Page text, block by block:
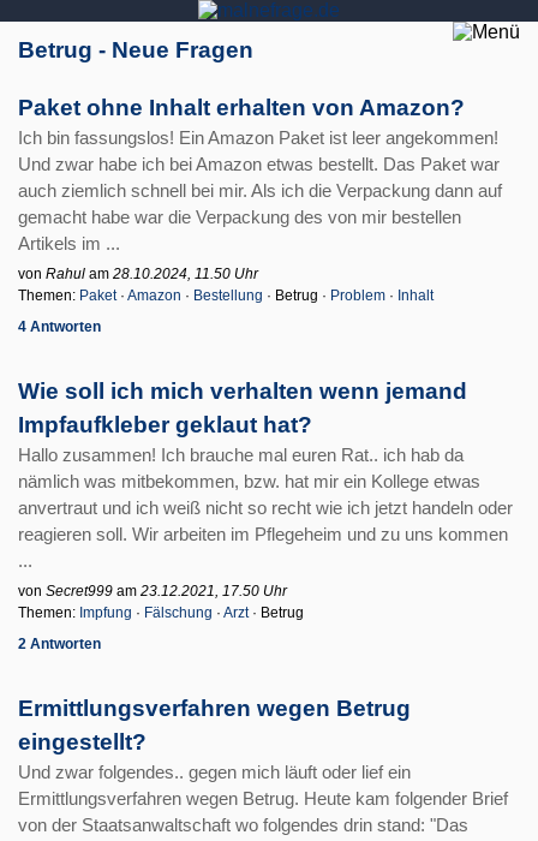
Betrug - Neue Fragen
Paket ohne Inhalt erhalten von Amazon?
Ich bin fassungslos! Ein Amazon Paket ist leer angekommen!
Und zwar habe ich bei Amazon etwas bestellt. Das Paket war
auch ziemlich schnell bei mir. Als ich die Verpackung dann auf
gemacht habe war die Verpackung des von mir bestellen
Artikels im ...
von Rahul am 28.10.2024, 11.50 Uhr
Themen: Paket· Amazon · Bestellung · Betrug · Problem · Inhalt
4 Antworten
Wie soll ich mich verhalten wenn jemand
Impfaufkleber geklaut hat?
Hallo zusammen! Ich brauche mal euren Rat.. ich hab da
nämlich was mitbekommen, bzw. hat mir ein Kollege etwas
anvertraut und ich weiß nicht so recht wie ich jetzt handeln oder
reagieren soll. Wir arbeiten im Pflegeheim und zu uns kommen
...
von Secret999 am 23.12.2021, 17.50 Uhr
Themen: Impfung · Fälschung · Arzt· Betrug
2 Antworten
Ermittlungsverfahren wegen Betrug
eingestellt?
Und zwar folgendes.. gegen mich läuft oder lief ein
Ermittlungsverfahren wegen Betrug. Heute kam folgender Brief
von der Staatsanwaltschaft wo folgendes drin stand: "Das